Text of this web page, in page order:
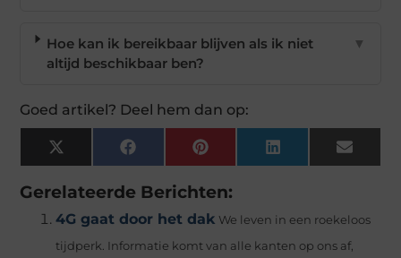
Hoe kan ik bereikbaar blijven als ik niet
altijd beschikbaar ben?
▼
Goed artikel? Deel hem dan op:
X
(Twitter)
FacebookPinterest LinkedIn Email
Gerelateerde Berichten:
4G gaat door het dak We leven in een roekeloos
tijdperk. Informatie komt van alle kanten op ons af,